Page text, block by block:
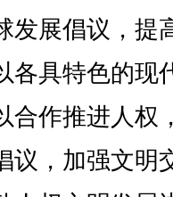
发展倡议，提
各具特色的现
合作推进人权
议，加强文明